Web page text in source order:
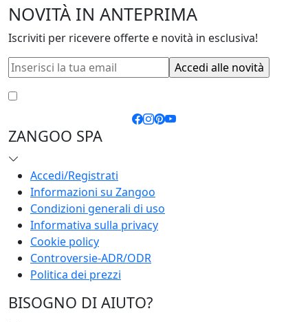
NOVITÀ IN ANTEPRIMA
Iscriviti per ricevere offerte e novità in esclusiva!
ZANGOO SPA
Accedi/Registrati
Informazioni su Zangoo
Condizioni generali di uso
Informativa sulla privacy
Cookie policy
Controversie-ADR/ODR
Politica dei prezzi
BISOGNO DI AIUTO?